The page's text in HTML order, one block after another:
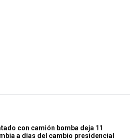
con camión bomba deja 11
a días del cambio presidencial